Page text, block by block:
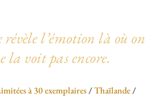
révèle l’émotion là où on
la voit pas encore.
à 30 exemplaires /Thaïlande /